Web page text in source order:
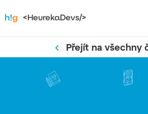
<HeurekaDevs/>
Přejít na všechny